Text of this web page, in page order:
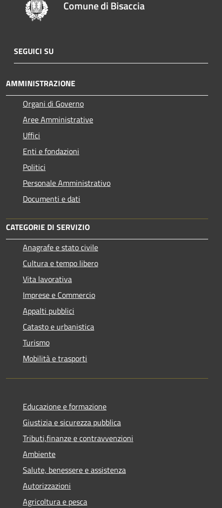
Comune di Bisaccia
SEGUICI SU
AMMINISTRAZIONE
Organi di Governo
Aree Amministrative
Uffici
Enti e fondazioni
Politici
Personale Amministrativo
Documenti e dati
CATEGORIE DI SERVIZIO
Anagrafe e stato civile
Cultura e tempo libero
Vita lavorativa
Imprese e Commercio
Appalti pubblici
Catasto e urbanistica
Turismo
Mobilità e trasporti
Educazione e formazione
Giustizia e sicurezza pubblica
Tributi,finanze e contravvenzioni
Ambiente
Salute, benessere e assistenza
Autorizzazioni
Agricoltura e pesca